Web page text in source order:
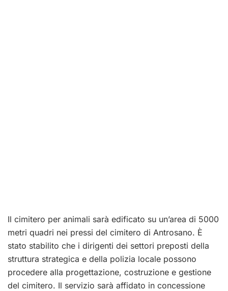
Il cimitero per animali sarà edificato su un’area di 5000
metri quadri nei pressi del cimitero di Antrosano. È
stato stabilito che i dirigenti dei settori preposti della
struttura strategica e della polizia locale possono
procedere alla progettazione, costruzione e gestione
del cimitero. Il servizio sarà affidato in concessione